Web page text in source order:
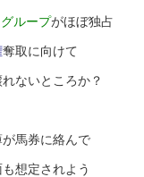
ループがほぼ独占
奪取に向けて
ないところか？
馬券に絡んで
想定されよう